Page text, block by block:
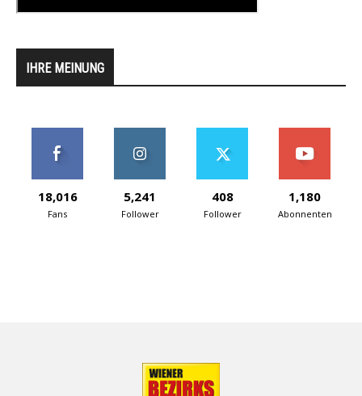
IHRE MEINUNG
18,016
Fans
5,241
Follower
408
Follower
1,180
Abonnenten